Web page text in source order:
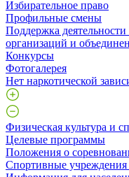
Избирательное право
Профильные смены
Поддержка
организаций и
Конкурсы
Фотогалерея
Нет наркотической
Физическая культура и
Целевые программы
Положения о
Спортивные учреждения